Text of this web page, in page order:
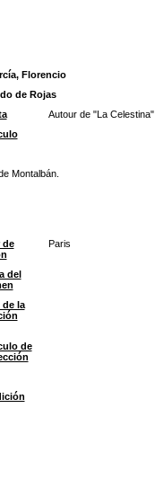
Florencio
de Rojas
Autour de "La Celestina"
Montalbán.
de
Paris
del
la
de